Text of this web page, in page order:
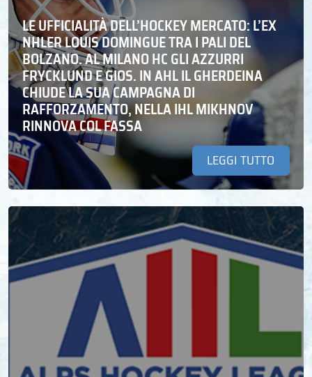
LE UFFICIALITÀ DELL’HOCKEY MERCATO: L’EX
NHLER LOUIS DOMINGUE TRA I PALI DEL
BOLZANO. AL MILANO HC GLI AZZURRI
FRYCKLUND E GIOS. IN AHL IL GHERDEINA
CHIUDE LA SUA CAMPAGNA DI
RAFFORZAMENTO, NELLA IHL MIKHNOV
RINNOVA COL FASSA
LEGGI TUTTO